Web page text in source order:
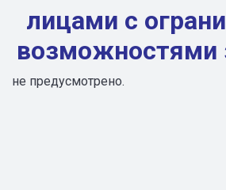
лицами с
возможностями
не предусмотрено.